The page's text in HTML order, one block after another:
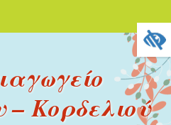
– Κορδελιού